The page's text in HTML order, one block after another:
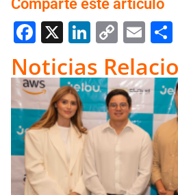
Comparté este artículo
Facebook
X LinkedIn
Copy
Link
Noticias